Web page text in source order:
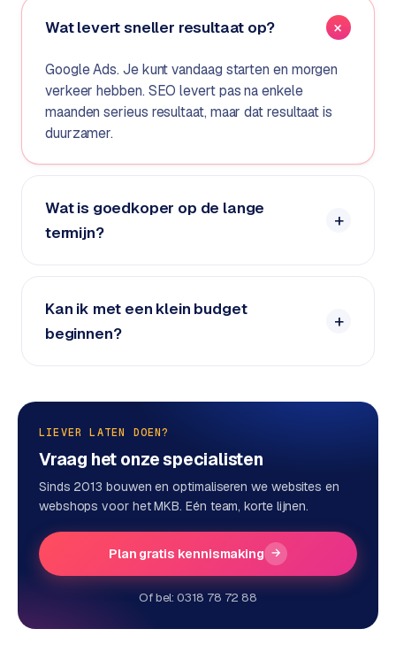
B
u
s
n
s
s
e
h
o
i
f
y
S
Wat levert sneller resultaat op?
Google Ads. Je kunt vandaag starten en morgen
verkeer hebben. SEO levert pas na enkele
maanden serieus resultaat, maar dat resultaat is
duurzamer.
Wat is goedkoper op de lange
termijn?
Kan ik met een klein budget
beginnen?
LIEVER LATEN DOEN?
Vraag het onze specialisten
Sinds 2013 bouwen en optimaliseren we websites en
webshops voor het MKB. Eén team, korte lijnen.
Plan gratis kennismaking →
Of bel: 0318 78 72 88